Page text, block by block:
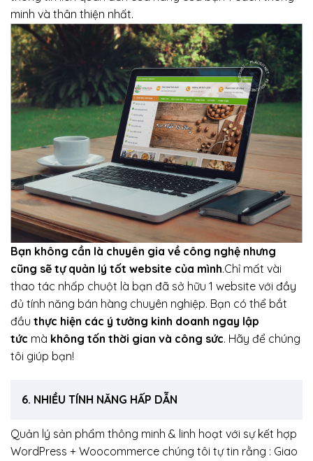
minh và thân thiện nhất.
Bạn không cần là chuyên gia về công nghệ nhưng
cũng sẽ tự quản lý tốt website của mình.Chỉ mất vài
thao tác nhấp chuột là bạn đã sở hữu 1 website với đầy
đủ tính năng bán hàng chuyên nghiệp. Bạn có thể bắt
đầu thực hiện các ý tưởng kinh doanh ngay lập
tức mà không tốn thời gian và công sức. Hãy để chúng
tôi giúp bạn!
6. NHIỀU TÍNH NĂNG HẤP DẪN
Quản lý sản phẩm thông minh & linh hoạt với sự kết hợp
WordPress + Woocommerce chúng tôi tự tin rằng : Giao